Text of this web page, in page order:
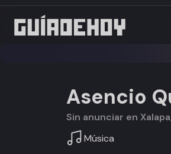
Asencio
Sin anunciar en
Música